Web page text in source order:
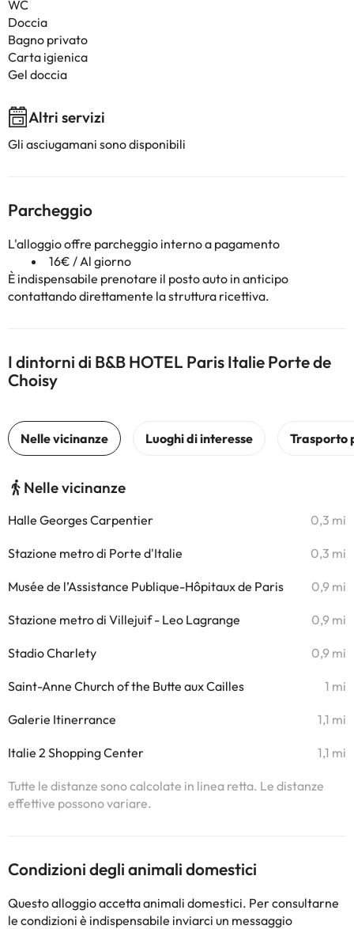
WC
Doccia
Bagno privato
Carta igienica
Gel doccia
Altri servizi
Gli asciugamani sono disponibili
Parcheggio
L'alloggio offre parcheggio interno a pagamento
16€ / Al giorno
È indispensabile prenotare il posto auto in anticipo
contattando direttamente la struttura ricettiva.
I dintorni di B&B HOTEL Paris Italie Porte de
Choisy
Nelle vicinanze
Halle Georges Carpentier 0,3 mi
Stazione metro di Porte d'Italie 0,3 mi
Musée de l’Assistance Publique-Hôpitaux de Paris 0,9 mi
Stazione metro di Villejuif - Leo Lagrange 0,9 mi
Stadio Charlety 0,9 mi
Saint-Anne Church of the Butte aux Cailles 1 mi
Galerie Itinerrance 1,1 mi
Italie 2 Shopping Center 1,1 mi
Tutte le distanze sono calcolate in linea retta. Le distanze
effettive possono variare.
Condizioni degli animali domestici
Questo alloggio accetta animali domestici. Per consultarne
le condizioni è indispensabile inviarci un messaggio